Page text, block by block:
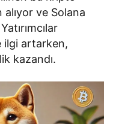
alıyor ve Solana
ilgi artarken,
kazandı.